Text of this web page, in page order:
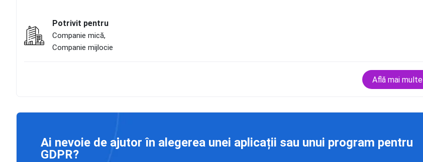
Potrivit pentru
Companie mică,
Companie mijlocie
Află mai multe
Ai nevoie de ajutor în alegerea unei aplicații sau unui program pentru
GDPR?